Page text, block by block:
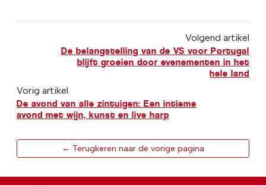
Volgend artikel
De belangstelling van de VS voor Portugal
blijft groeien door evenementen in het
hele land
Vorig artikel
De avond van alle zintuigen: Een intieme
avond met wijn, kunst en live harp
← Terugkeren naar de vorige pagina